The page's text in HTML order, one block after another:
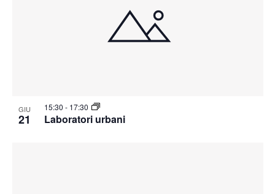
GIU
21 Laboratori urbani
15:30 - 17:30